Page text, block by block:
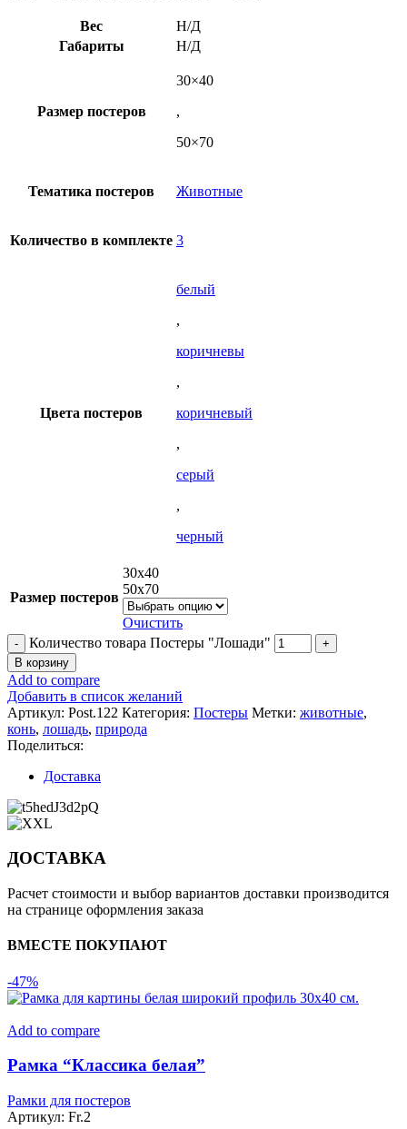
Вес
Н/Д
Габариты
Н/Д
Размер постеров
30×40
,
50×70
Тематика постеров Животные
Количество в комплекте 3
Цвета постеров
белый
,
коричневы
,
коричневый
,
серый
,
черный
Размер постеров
30x40
50x70
Очистить
Количество товара Постеры "Лошади"
В корзину
Add to compare
Добавить в список желаний
Артикул: Post.122 Категория: Постеры Метки: животные,
конь, лошадь, природа
Поделиться:
Доставка
ДОСТАВКА
Расчет стоимости и выбор вариантов доставки производится
на странице оформления заказа
ВМЕСТЕ ПОКУПАЮТ
-47%
Add to compare
Рамка “Классика белая”
Рамки для постеров
Артикул: Fr.2